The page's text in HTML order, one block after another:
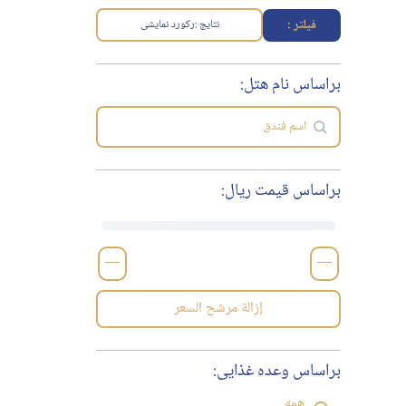
فیلتر : نتایج :رکورد نمایشی
براساس نام هتل:
براساس قیمت ریال:
—
—
إزالة مرشح السعر
براساس وعده غذایی: